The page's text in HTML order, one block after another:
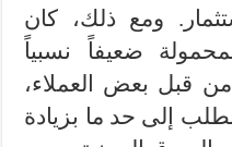
ومع ذلك، كان
ضعيفاً نسبياً
من قبل بعض العملاء،
إلى حد ما بزيادة